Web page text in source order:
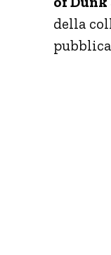
della